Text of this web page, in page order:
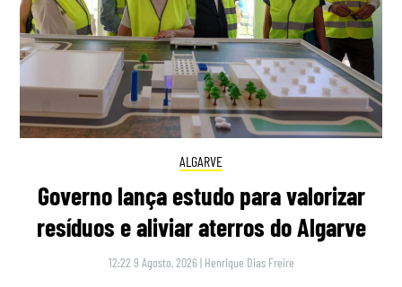
ALGARVE
Governo lança estudo para valorizar
resíduos e aliviar aterros do Algarve
12:22 9 Agosto, 2026 | Henrique Dias Freire